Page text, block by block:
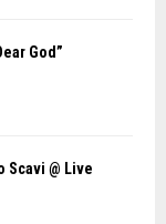
God”
Scavi @ Live